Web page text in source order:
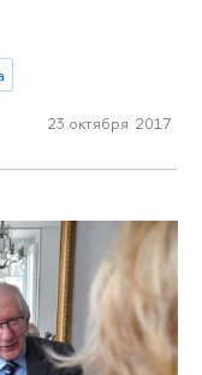
23 октября 2017